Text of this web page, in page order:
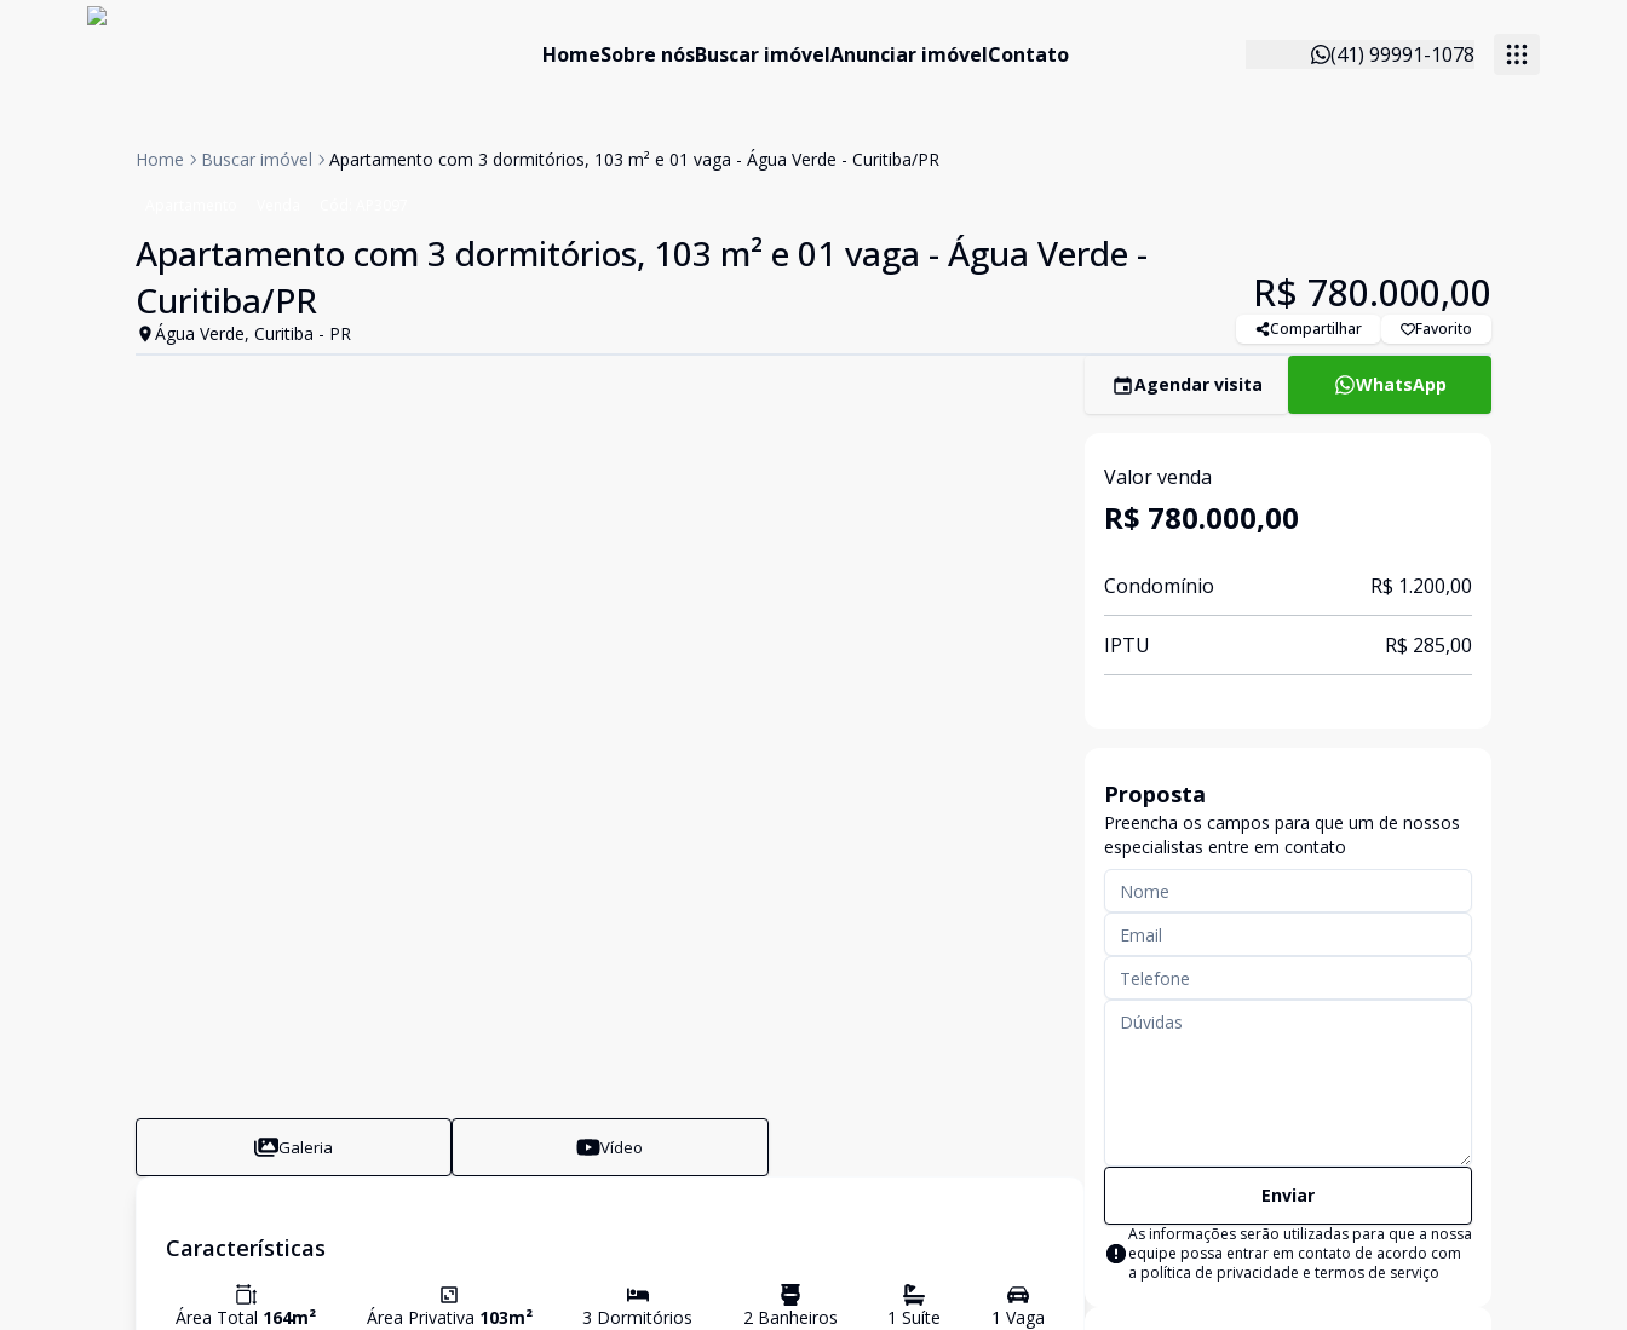
HomeSobre nósBuscar imóvelAnunciar imóvelContato (41) 99991-1078
Home Buscar imóvel Apartamento com 3 dormitórios, 103 m² e 01 vaga - Água Verde - Curitiba/PR
Apartamento com 3 dormitórios, 103 m² e 01 vaga - Água Verde -
Curitiba/PR
Água Verde, Curitiba - PR
R$ 780.000,00
Compartilhar Favorito
Galeria Vídeo
Características
Área Total 164m² Área Privativa 103m² 3 Dormitórios 2Banheiros 1 Suíte 1 Vaga
Agendar visita WhatsApp
Valor venda
R$ 780.000,00
Condomínio R$ 1.200,00
IPTU R$ 285,00
Proposta
Preencha os campos para que um de nossos
especialistas entre em contato
Enviar
As informações serão utilizadas para que a nossa
equipe possa entrar em contato de acordo com
a política de privacidade e termos de serviço